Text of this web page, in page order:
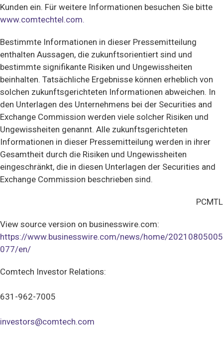
Kunden ein. Für weitere Informationen besuchen Sie bitte
www.comtechtel.com.
Bestimmte Informationen in dieser Pressemitteilung
enthalten Aussagen, die zukunftsorientiert sind und
bestimmte signifikante Risiken und Ungewissheiten
beinhalten. Tatsächliche Ergebnisse können erheblich von
solchen zukunftsgerichteten Informationen abweichen. In
den Unterlagen des Unternehmens bei der Securities and
Exchange Commission werden viele solcher Risiken und
Ungewissheiten genannt. Alle zukunftsgerichteten
Informationen in dieser Pressemitteilung werden in ihrer
Gesamtheit durch die Risiken und Ungewissheiten
eingeschränkt, die in diesen Unterlagen der Securities and
Exchange Commission beschrieben sind.
PCMTL
View source version on businesswire.com:
https://www.businesswire.com/news/home/20210805005
077/en/
Comtech Investor Relations:
631-962-7005
investors@comtech.com